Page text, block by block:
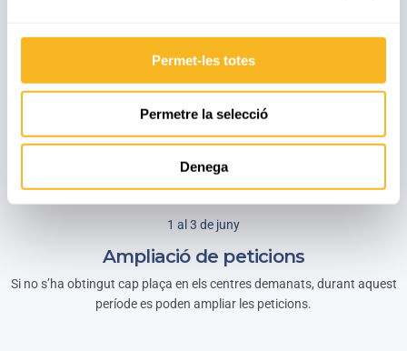
Permet-les totes
Permetre la selecció
Denega
29 d'abril
Llista ordenada
Es publica la llista definitiva ordenada de més a menys puntuació.
1 al 3 de juny
Ampliació de peticions
Si no s’ha obtingut cap plaça en els centres demanats, durant aquest
període es poden ampliar les peticions.